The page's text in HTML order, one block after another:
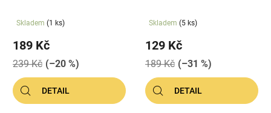
Skladem (1 ks)
189 Kč
239 Kč (–20 %)
DETAIL
Skladem (5 ks)
129 Kč
189 Kč (–31 %)
DETAIL